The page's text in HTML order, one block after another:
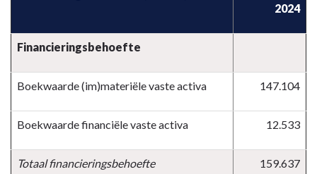
2024
Financieringsbehoefte
Boekwaarde (im)materiële vaste activa 147.104
Boekwaarde financiële vaste activa 12.533
Totaal financieringsbehoefte 159.637